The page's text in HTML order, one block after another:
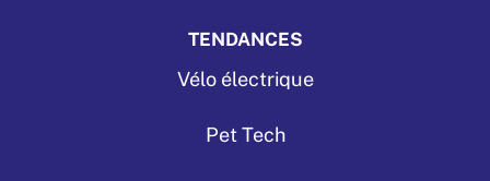
TENDANCES
Vélo électrique
Pet Tech